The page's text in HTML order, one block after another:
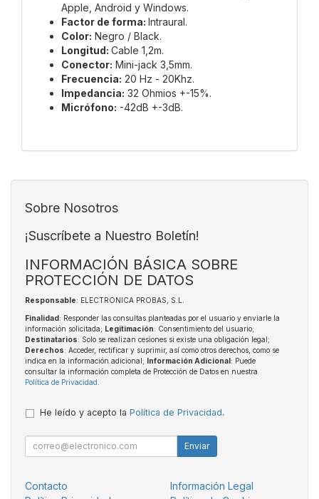
Apple, Android y Windows.
Factor de forma: Intraural.
Color: Negro / Black.
Longitud: Cable 1,2m.
Conector: Mini-jack 3,5mm.
Frecuencia: 20 Hz - 20Khz.
Impedancia: 32 Ohmios +-15%.
Micrófono: -42dB +-3dB.
Sobre Nosotros
¡Suscríbete a Nuestro Boletín!
INFORMACIÓN BÁSICA SOBRE
PROTECCIÓN DE DATOS
Responsable: ELECTRONICA PROBAS, S.L.
Finalidad: Responder las consultas planteadas por el usuario y enviarle la
información solicitada; Legitimación: Consentimiento del usuario;
Destinatarios: Solo se realizan cesiones si existe una obligación legal;
Derechos: Acceder, rectificar y suprimir, así como otros derechos, como se
indica en la información adicional; Información Adicional: Puede
consultar la información completa de Protección de Datos en nuestra
Política de Privacidad
He leído y acepto la Política de Privacidad.
Enviar
Contacto
Información Legal